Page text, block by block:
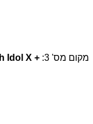
מקום מס' 3: + Alcatel One Touch Idol X